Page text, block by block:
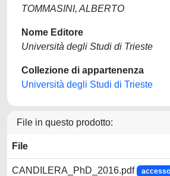
TOMMASINI, ALBERTO
Nome Editore
Università degli Studi di Trieste
Collezione di appartenenza
Università degli Studi di Trieste
File in questo prodotto:
File
CANDILERA_PhD_2016.pdf